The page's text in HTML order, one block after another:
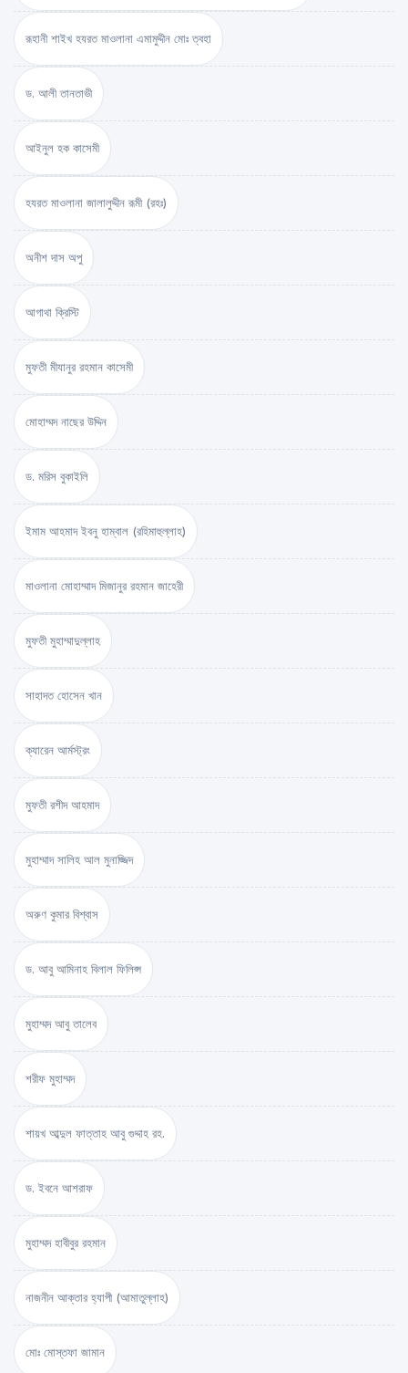
রূহানী শাইখ হযরত মাওলানা এমামুদ্দীন মোঃ ত্বহা
ড. আলী তানতাভী
আইনুল হক কাসেমী
হযরত মাওলানা জালালুদ্দীন রূমী (রহঃ)
অনীশ দাস অপু
আগাথা ক্রিস্টি
মুফতী মীযানুর রহমান কাসেমী
মোহাম্মদ নাছের উদ্দিন
ড. মরিস বুকাইলি
ইমাম আহমাদ ইবনু হাম্বাল (রহিমাহুল্লাহ)
মাওলানা মোহাম্মাদ মিজানুর রহমান জাহেরী
মুফতী মুহাম্মাদুল্লাহ
সাহাদত হোসেন খান
ক্যারেন আর্মস্ট্রং
মুফতী রশীদ আহমাদ
মুহাম্মাদ সালিহ আল মুনাজ্জিদ
অরুণ কুমার বিশ্বাস
ড. আবু আমিনাহ বিলাল ফিলিপ্স
মুহাম্মদ আবু তালেব
শরীফ মুহাম্মদ
শায়খ আব্দুল ফাত্তাহ আবু গুদ্দাহ রহ.
ড. ইবনে আশরাফ
মুহাম্মদ হাবীবুর রহমান
নাজনীন আক্তার হ্যাপী (আমাতুল্লাহ)
মোঃ মোস্তফা জামান